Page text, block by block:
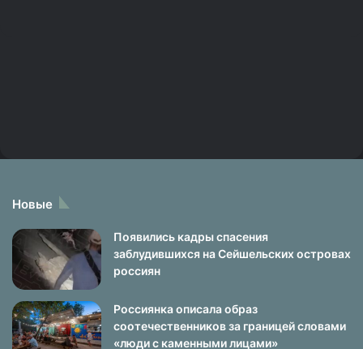
Новые
Появились кадры спасения
заблудившихся на Сейшельских островах
россиян
Россиянка описала образ
соотечественников за границей словами
«люди с каменными лицами»